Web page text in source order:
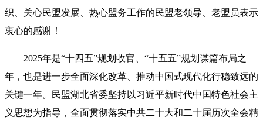
织、关心民盟发展、热心盟务工作的民盟老领导、老盟员表示
衷心的感谢！
2025年是“十四五”规划收官、“十五五”规划谋篇布局之
年，也是进一步全面深化改革、推动中国式现代化行稳致远的
关键一年。民盟湖北省委坚持以习近平新时代中国特色社会主
义思想为指导，全面贯彻落实中共二十大和二十届历次全会精